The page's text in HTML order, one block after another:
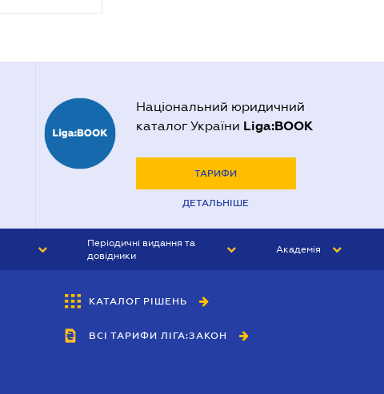
Національний юридичний
каталог України Liga:BOOK
ТАРИФИ
ДЕТАЛЬНІШЕ
Періодичні видання та
довідники
БУХГАЛТЕР&ЗАКОН
ВІСНИК МСФЗ
Академія
КАТАЛОГ РІШЕНЬ
ВСІ ТАРИФИ ЛІГА:ЗАКОН